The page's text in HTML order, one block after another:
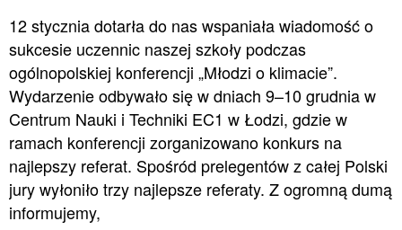
12 stycznia dotarła do nas wspaniała wiadomość o
sukcesie uczennic naszej szkoły podczas
ogólnopolskiej konferencji „Młodzi o klimacie”.
Wydarzenie odbywało się w dniach 9–10 grudnia w
Centrum Nauki i Techniki EC1 w Łodzi, gdzie w
ramach konferencji zorganizowano konkurs na
najlepszy referat. Spośród prelegentów z całej Polski
jury wyłoniło trzy najlepsze referaty. Z ogromną dumą
informujemy,
o
klimacie”